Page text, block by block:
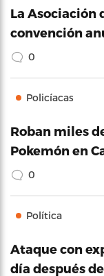
La Asociación
convención
0
Policíacas
Roban miles
Pokemón en
0
Política
Ataque con
día después